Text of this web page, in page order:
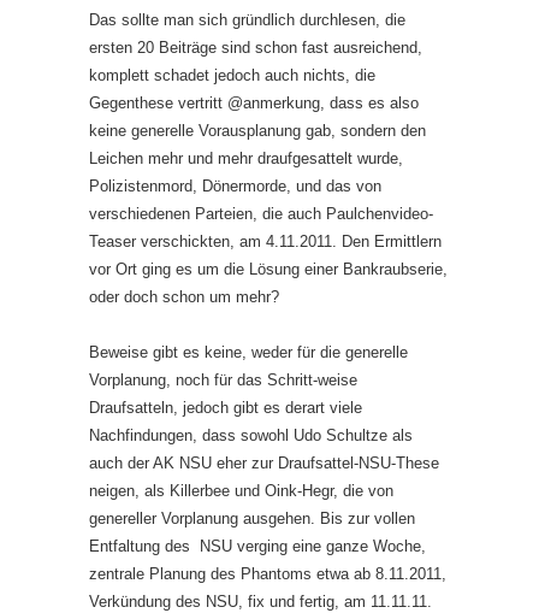
Das sollte man sich gründlich durchlesen, die
ersten 20 Beiträge sind schon fast ausreichend,
komplett schadet jedoch auch nichts, die
Gegenthese vertritt @anmerkung, dass es also
keine generelle Vorausplanung gab, sondern den
Leichen mehr und mehr draufgesattelt wurde,
Polizistenmord, Dönermorde, und das von
verschiedenen Parteien, die auch Paulchenvideo-
Teaser verschickten, am 4.11.2011. Den Ermittlern
vor Ort ging es um die Lösung einer Bankraubserie,
oder doch schon um mehr?
Beweise gibt es keine, weder für die generelle
Vorplanung, noch für das Schritt-weise
Draufsatteln, jedoch gibt es derart viele
Nachfindungen, dass sowohl Udo Schultze als
auch der AK NSU eher zur Draufsattel-NSU-These
neigen, als Killerbee und Oink-Hegr, die von
genereller Vorplanung ausgehen. Bis zur vollen
Entfaltung des NSU verging eine ganze Woche,
zentrale Planung des Phantoms etwa ab 8.11.2011,
Verkündung des NSU, fix und fertig, am 11.11.11.